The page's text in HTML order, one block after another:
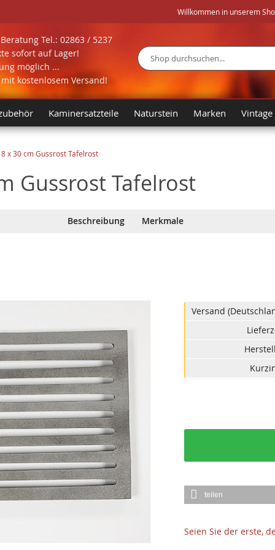
Willkommen in unserem
Tel.: 02863 / 5237
sofort auf Lager!
möglich ...
kostenlosem Versand!
Suche
Kaminersatzteile Naturstein Marken Vintage
x 30 cm Gussrost Tafelrost
Gussrost Tafelrost
Beschreibung Merkmale
Versand
teilen
Seien Sie der erste,